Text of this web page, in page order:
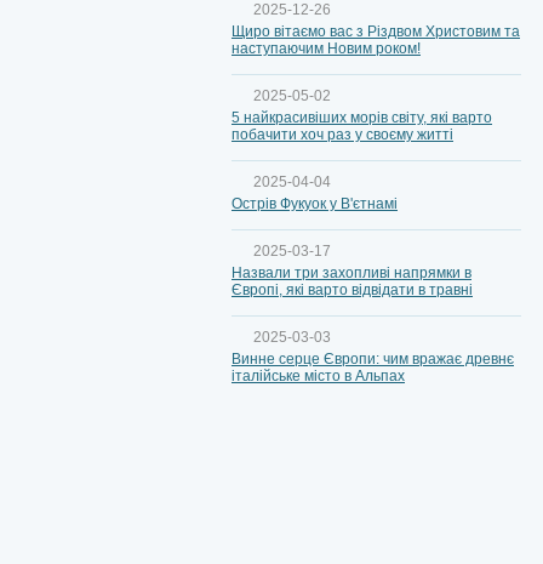
2025-12-26
Щиро вітаємо вас з Різдвом Христовим та
наступаючим Новим роком!
2025-05-02
5 найкрасивіших морів світу, які варто
побачити хоч раз у своєму житті
2025-04-04
Острів Фукуок у В'єтнамі
2025-03-17
Назвали три захопливі напрямки в
Європі, які варто відвідати в травні
2025-03-03
Винне серце Європи: чим вражає древнє
італійське місто в Альпах